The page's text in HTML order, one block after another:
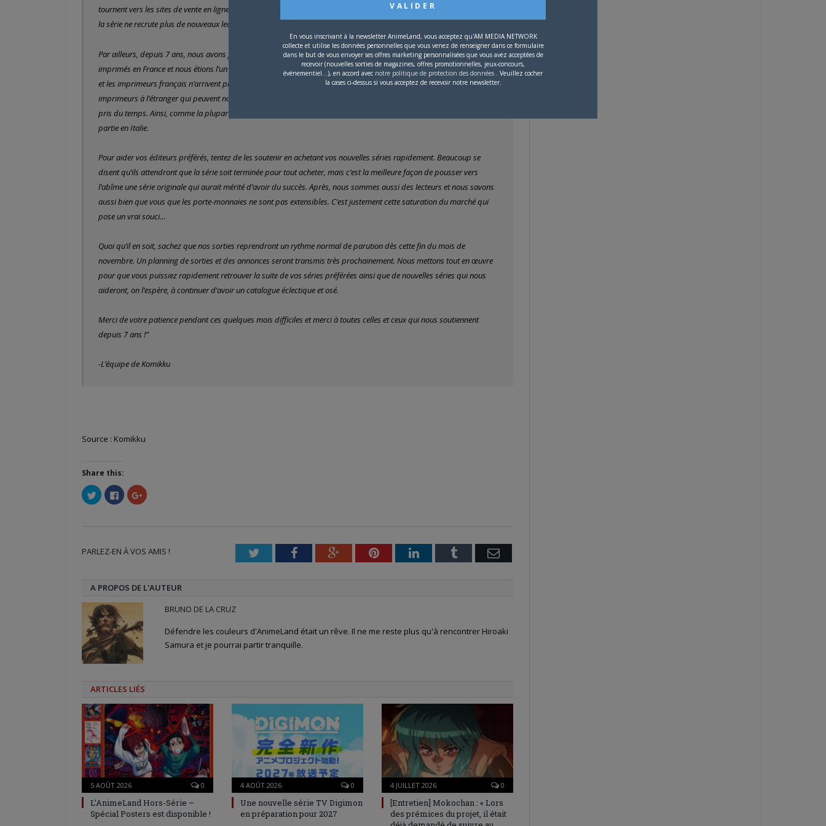
tournent vers les sites de vente en ligne ou bien le commandent chez leur libraire indépendant qu’ils soutiennent, mais
la série ne recrute plus de nouveaux lecteurs.
Par ailleurs, depuis 7 ans, nous avons fait le choix de soutenir les entreprises françaises. Tous nos ouvrages étaient
imprimés en France et nous étions l’un des derniers à le faire. Le niveau des cotisations sociales de notre pays est élevé
et les imprimeurs français n’arrivent plus à être compétitifs. Nous avons donc dû entamer des discussions avec des
imprimeurs à l’étranger qui peuvent nous offrir le même niveau de qualité à de meilleurs tarifs. Les négociations ont
pris du temps. Ainsi, comme la plupart de nos confrères, nos ouvrages seront dorénavant imprimés en majeure
partie en Italie.
Pour aider vos éditeurs préférés, tentez de les soutenir en achetant vos nouvelles séries rapidement. Beaucoup se
disent qu’ils attendront que la série soit terminée pour tout acheter, mais c’est la meilleure façon de pousser vers
l’abîme une série originale qui aurait mérité d’avoir du succès. Après, nous sommes aussi des lecteurs et nous savons
aussi bien que vous que les porte-monnaies ne sont pas extensibles. C’est justement cette saturation du marché qui
pose un vrai souci…
Quoi qu’il en soit, sachez que nos sorties reprendront un rythme normal de parution dès cette fin du mois de
novembre. Un planning de sorties et des annonces seront transmis très prochainement. Nous mettons tout en œuvre
pour que vous puissiez rapidement retrouver la suite de vos séries préférées ainsi que de nouvelles séries qui nous
aideront, on l’espère, à continuer d’avoir un catalogue éclectique et osé.
Merci de votre patience pendant ces quelques mois difficiles et merci à toutes celles et ceux qui nous soutiennent
depuis 7 ans !”
-L’équipe de Komikku
Source : Komikku
Share this:
Cliquez
pour
partager
fenêtre)
Cliquez
pour
partager
fenêtre)
Cliquez
pour
nouvelle
PARLEZ-EN À VOS AMIS ! TwitterFacebookGoogle+PinterestLinkedInTumblr Email
A PROPOS DE L'AUTEUR
BRUNO DE LA CRUZ
Défendre les couleurs d'AnimeLand était un rêve. Il ne me reste plus qu'à rencontrer Hiroaki
Samura et je pourrai partir tranquille.
ARTICLES LIÉS
5 AOÛT 2026 0
L’AnimeLand Hors-Série –
Spécial Posters est disponible !
4 AOÛT 2026 0
Une nouvelle série TV Digimon
en préparation pour 2027
4 JUILLET 2026 0
[Entretien] Mokochan : « Lors
des prémices du projet, il était
En vous inscrivant à la newsletter AnimeLand, vous acceptez qu'AM MEDIA NETWORK
collecte et utilise les données personnelles que vous venez de renseigner dans ce formulaire
dans le but de vous envoyer ses offres marketing personnalisées que vous avez acceptées de
recevoir (nouvelles sorties de magazines, offres promotionnelles, jeux-concours,
événementiel...), en accord avec notre politique de protection des données . Veuillez cocher
la cases ci-dessus si vous acceptez de recevoir notre newsletter.